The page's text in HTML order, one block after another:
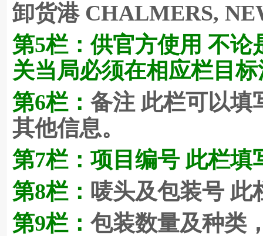
卸货港 CHALMERS,
第5栏：供官方使用 不论
关当局必须在相应栏目
第6栏： 备注 此栏可以填
其他信息。
第7栏：项目编号 此栏填
第8栏： 唛头及包装号 此
第9栏： 包装数量及种类